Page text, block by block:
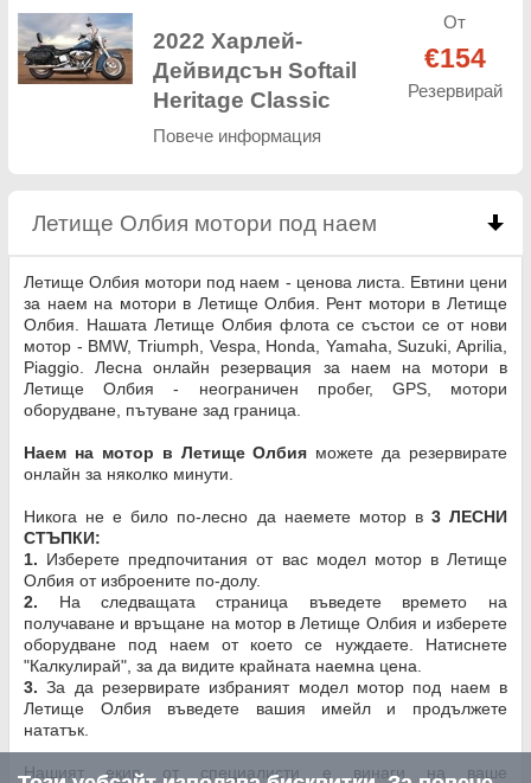
2022 Харлей-
Дейвидсън Softail
Heritage Classic
Повече информация
От
€154
Резервирай
Летище Олбия мотори под наем click to
Летище Олбия мотори под наем - ценова листа. Евтини цени
за наем на мотори в Летище Олбия. Рент мотори в Летище
Олбия. Нашата Летище Олбия флота се състои се от нови
мотор - BMW, Triumph, Vespa, Honda, Yamaha, Suzuki, Aprilia,
Piaggio. Лесна онлайн резервация за наем на мотори в
Летище Олбия - неограничен пробег, GPS, мотори
оборудване, пътуване зад граница.
Наем на мотор в Летище Олбия можете да резервирате
онлайн за няколко минути.
Никога не е било по-лесно да наемете мотор в 3 ЛЕСНИ
СТЪПКИ:
1. Изберете предпочитания от вас модел мотор в Летище
Олбия от изброените по-долу.
2. На следващата страница въведете времето на
получаване и връщане на мотор в Летище Олбия и изберете
оборудване под наем от което се нуждаете. Натиснете
"Калкулирай", за да видите крайната наемна цена.
3. За да резервирате избраният модел мотор под наем в
Летище Олбия въведете вашия имейл и продължете
нататък.
Нашият екип от специалисти е винаги на ваше